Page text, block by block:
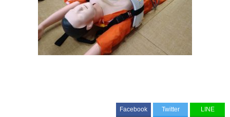
Facebook Twitter LINE